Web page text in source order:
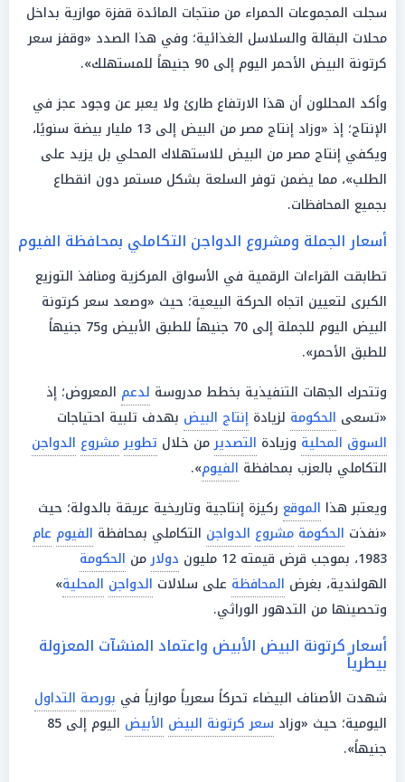
سجلت المجموعات الحمراء من منتجات المائدة قفزة موازية بداخل
محلات البقالة والسلاسل الغذائية؛ وفي هذا الصدد «وقفز سعر
كرتونة البيض الأحمر اليوم إلى 90 جنيهاً للمستهلك».
وأكد المحللون أن هذا الارتفاع طارئ ولا يعبر عن وجود عجز في
الإنتاج؛ إذ «وزاد إنتاج مصر من البيض إلى 13 مليار بيضة سنويًا،
ويكفي إنتاج مصر من البيض للاستهلاك المحلي بل يزيد على
الطلب»، مما يضمن توفر السلعة بشكل مستمر دون انقطاع
بجميع المحافظات.
أسعار الجملة ومشروع الدواجن التكاملي بمحافظة الفيوم
تطابقت القراءات الرقمية في الأسواق المركزية ومنافذ التوزيع
الكبرى لتعيين اتجاه الحركة البيعية؛ حيث «وصعد سعر كرتونة
البيض اليوم للجملة إلى 70 جنيهاً للطبق الأبيض و75 جنيهاً
للطبق الأحمر».
وتتحرك الجهات التنفيذية بخطط مدروسة لدعم المعروض؛ إذ
«تسعى الحكومة لزيادة إنتاج البيض بهدف تلبية احتياجات
السوق المحلية وزيادة التصديرمن خلال تطويرمشروع الدواجن
التكاملي بالعزب بمحافظة الفيوم».
ويعتبر هذا الموقع ركيزة إنتاجية وتاريخية عريقة بالدولة؛ حيث
«نفذت الحكومة مشروع الدواجن التكاملي بمحافظة الفيوم عام
1983، بموجب قرض قيمته 12 مليون
دولارمن الحكومة
الهولندية، بغرض المحافظة على سلالات الدواجن المحلية»
وتحصينها من التدهور الوراثي.
أسعار كرتونة البيض الأبيض واعتماد المنشآت المعزولة
بيطرياً
شهدت الأصناف البيضاء تحركاً سعرياً موازياً في بورصة التداول
اليومية؛ حيث «وزاد سعر كرتونة البيض الأبيض
اليوم إلى 85
جنيهاً».